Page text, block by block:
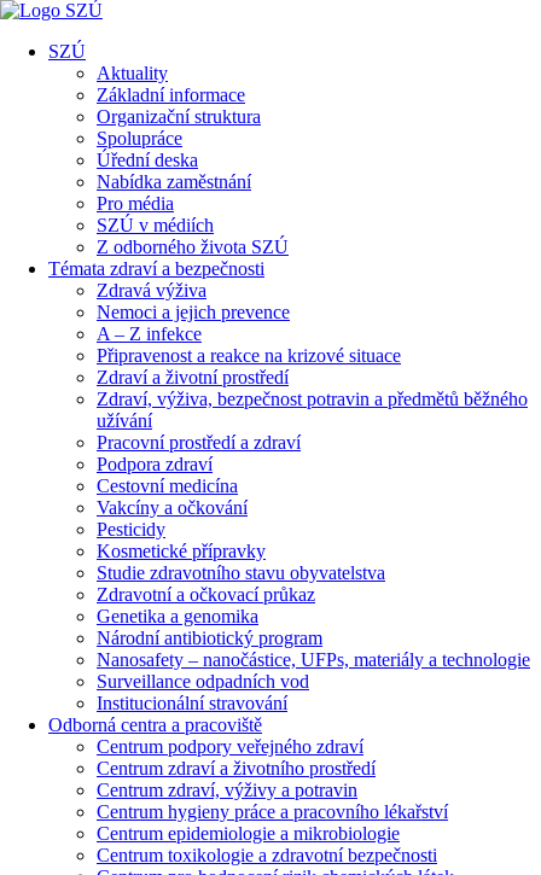
SZÚ
Aktuality
Základní informace
Organizační struktura
Spolupráce
Úřední deska
Nabídka zaměstnání
Pro média
SZÚ v médiích
Z odborného života SZÚ
Témata zdraví a bezpečnosti
Zdravá výživa
Nemoci a jejich prevence
A – Z infekce
Připravenost a reakce na krizové situace
Zdraví a životní prostředí
Zdraví, výživa, bezpečnost potravin a předmětů běžného
užívání
Pracovní prostředí a zdraví
Podpora zdraví
Cestovní medicína
Vakcíny a očkování
Pesticidy
Kosmetické přípravky
Studie zdravotního stavu obyvatelstva
Zdravotní a očkovací průkaz
Genetika a genomika
Národní antibiotický program
Nanosafety – nanočástice, UFPs, materiály a technologie
Surveillance odpadních vod
Institucionální stravování
Odborná centra a pracoviště
Centrum podpory veřejného zdraví
Centrum zdraví a životního prostředí
Centrum zdraví, výživy a potravin
Centrum hygieny práce a pracovního lékařství
Centrum epidemiologie a mikrobiologie
Centrum toxikologie a zdravotní bezpečnosti